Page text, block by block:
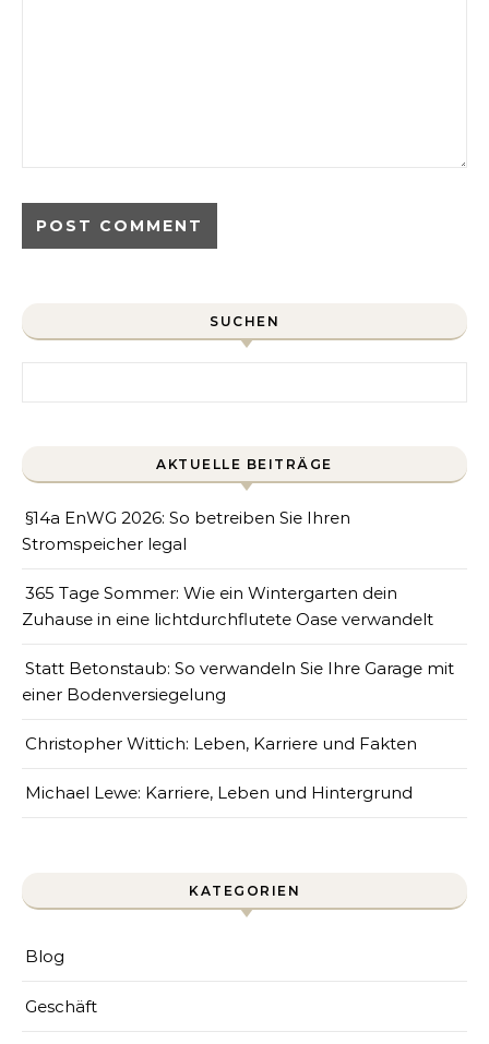
SUCHEN
AKTUELLE BEITRÄGE
§14a EnWG 2026: So betreiben Sie Ihren
Stromspeicher legal
365 Tage Sommer: Wie ein Wintergarten dein
Zuhause in eine lichtdurchflutete Oase verwandelt
Statt Betonstaub: So verwandeln Sie Ihre Garage mit
einer Bodenversiegelung
Christopher Wittich: Leben, Karriere und Fakten
Michael Lewe: Karriere, Leben und Hintergrund
KATEGORIEN
Blog
Geschäft